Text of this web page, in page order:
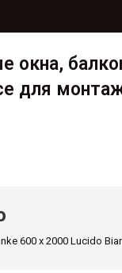
окна,
для
600 х 2000 Lucido